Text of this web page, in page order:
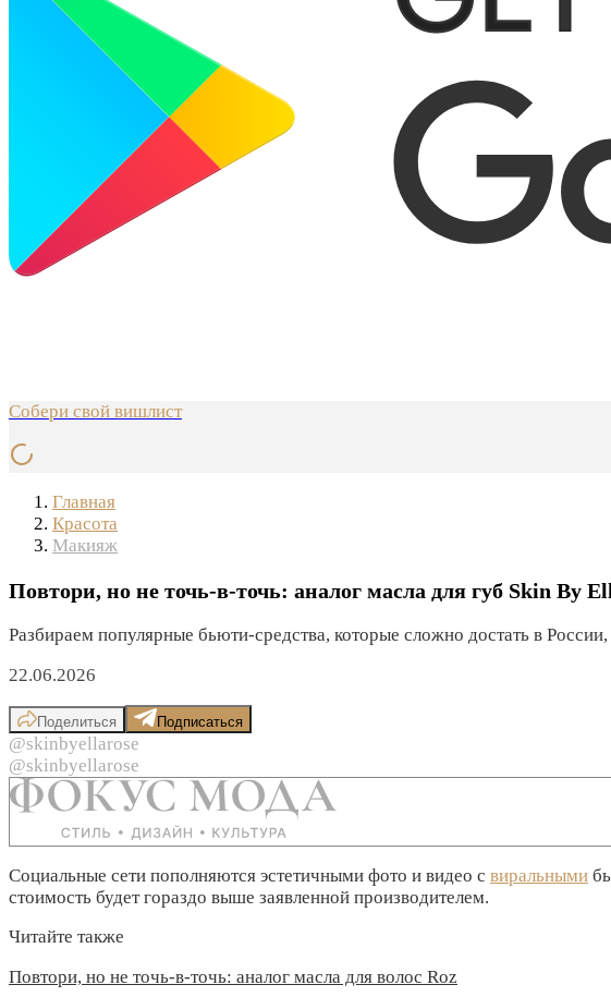
Собери свой вишлист
Главная
Красота
Макияж
Повтори, но не точь-в-точь: аналог масла для губ Skin By
Разбираем популярные бьюти-средства, которые сложно достать в
22.06.2026
Поделиться Подписаться
@skinbyellarose
@skinbyellarose
Социальные сети пополняются эстетичными фото и видео с виральными
стоимость будет гораздо выше заявленной производителем.
Читайте также
Повтори, но не точь-в-точь: аналог масла для волос Roz